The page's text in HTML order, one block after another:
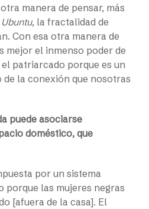
manera de pensar, más
Ubuntu, la fractalidad de
Con esa otra manera de
mejor el inmenso poder de
patriarcado porque es un
la conexión que nosotras
puede asociarse
doméstico, que
por un sistema
las mujeres negras
[afuera de la casa]. El